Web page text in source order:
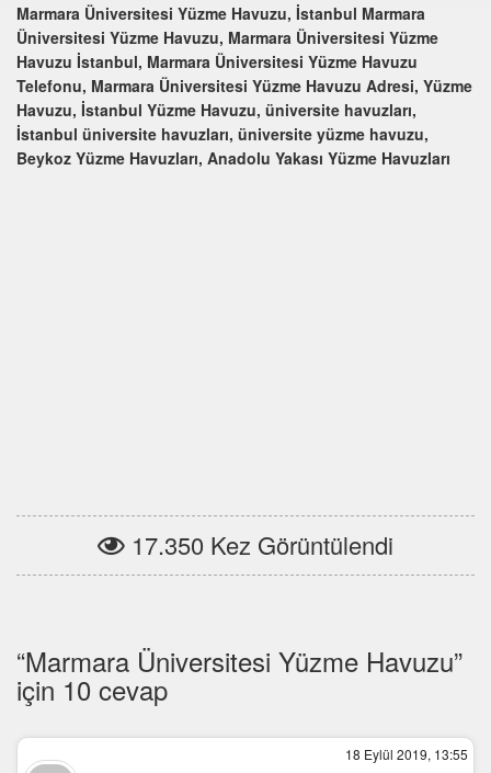
Marmara Üniversitesi Yüzme Havuzu, İstanbul Marmara
Üniversitesi Yüzme Havuzu, Marmara Üniversitesi Yüzme
Havuzu İstanbul, Marmara Üniversitesi Yüzme Havuzu
Telefonu, Marmara Üniversitesi Yüzme Havuzu Adresi, Yüzme
Havuzu, İstanbul Yüzme Havuzu, üniversite havuzları,
İstanbul üniversite havuzları, üniversite yüzme havuzu,
Beykoz Yüzme Havuzları, Anadolu Yakası Yüzme Havuzları
17.350 Kez Görüntülendi
“Marmara Üniversitesi Yüzme Havuzu”
için 10 cevap
18 Eylül 2019, 13:55